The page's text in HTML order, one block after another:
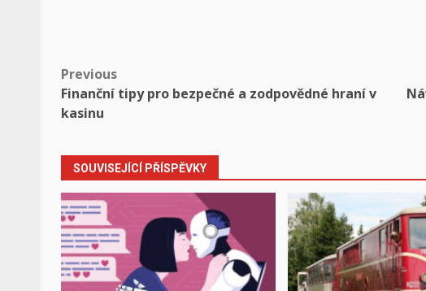
Post
navigation
Previous
Finanční tipy pro bezpečné a zodpovědné hraní v
kasinu
SOUVISEJÍCÍ PŘÍSPĚVKY